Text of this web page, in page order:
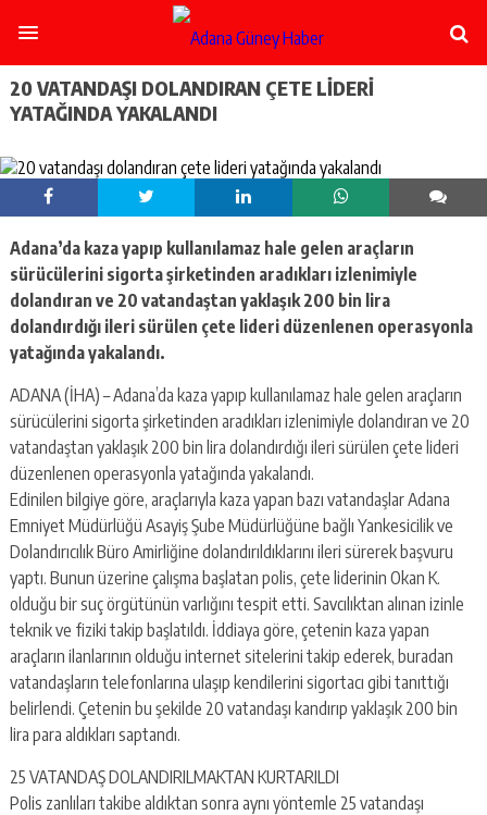
escort
ataşehir
escort
escort
-
ümraniye
escort
mecidiyeköy
escort
taksim
escort
beşiktaş
escort
kartal
escort
maltepe
escort
20 VATANDAŞI DOLANDIRAN ÇETE LIDERI
YATAĞINDA YAKALANDI
Adana’da kaza yapıp kullanılamaz hale gelen araçların
sürücülerini sigorta şirketinden aradıkları izlenimiyle
dolandıran ve 20 vatandaştan yaklaşık 200 bin lira
dolandırdığı ileri sürülen çete lideri düzenlenen operasyonla
yatağında yakalandı.
ADANA (İHA) – Adana’da kaza yapıp kullanılamaz hale gelen araçların
sürücülerini sigorta şirketinden aradıkları izlenimiyle dolandıran ve 20
vatandaştan yaklaşık 200 bin lira dolandırdığı ileri sürülen çete lideri
düzenlenen operasyonla yatağında yakalandı.
Edinilen bilgiye göre, araçlarıyla kaza yapan bazı vatandaşlar Adana
Emniyet Müdürlüğü Asayiş Şube Müdürlüğüne bağlı Yankesicilik ve
Dolandırıcılık Büro Amirliğine dolandırıldıklarını ileri sürerek başvuru
yaptı. Bunun üzerine çalışma başlatan polis, çete liderinin Okan K.
olduğu bir suç örgütünün varlığını tespit etti. Savcılıktan alınan izinle
teknik ve fiziki takip başlatıldı. İddiaya göre, çetenin kaza yapan
araçların ilanlarının olduğu internet sitelerini takip ederek, buradan
vatandaşların telefonlarına ulaşıp kendilerini sigortacı gibi tanıttığı
belirlendi. Çetenin bu şekilde 20 vatandaşı kandırıp yaklaşık 200 bin
lira para aldıkları saptandı.
25 VATANDAŞ DOLANDIRILMAKTAN KURTARILDI
Polis zanlıları takibe aldıktan sonra aynı yöntemle 25 vatandaşı